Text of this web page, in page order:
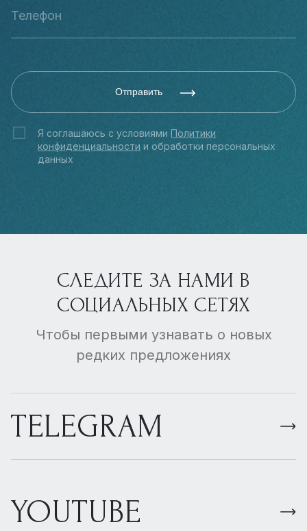
Отправить
Я соглашаюсь с условиями Политики
конфиденциальности и обработки персональных
данных
СЛЕДИТЕ ЗА НАМИ В
СОЦИАЛЬНЫХ СЕТЯХ
Чтобы первыми узнавать о новых
редких предложениях
TELEGRAM
YOUTUBE